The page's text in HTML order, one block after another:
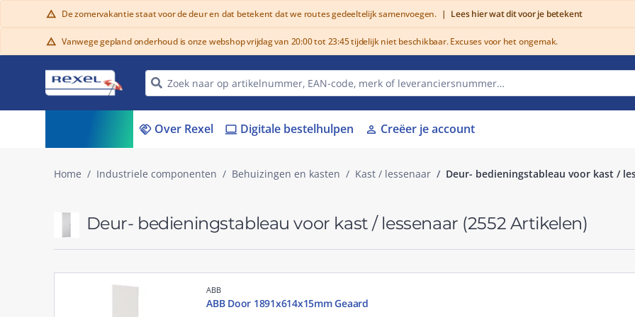
warning De zomervakantie staat voor de deur en dat betekent dat we routes gedeeltelijk samenvoegen. | Lees hier wat dit voor je betekent
warning Vanwege gepland onderhoud is onze webshop vrijdag van 20:00 tot 23:45 tijdelijk niet beschikbaar. Excuses voor het ongemak.
handshake Over Rexel laptop Digitale bestelhulpen person Creëer je account
Home Industriele componenten Behuizingen en kasten Kast / lessenaar Deur- bedieningstableau voor kast /
Deur- bedieningstableau voor kast / lessenaar (2552 Artikelen)
ABB
ABB Door 1891x614x15mm Geaard